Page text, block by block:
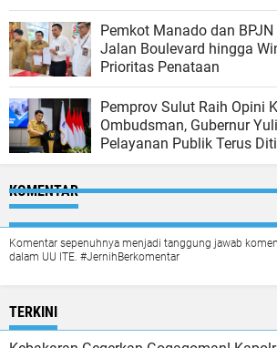
Pemkot Manado dan
Jalan Boulevard hingga
Prioritas Penataan
Pemprov Sulut Raih Opini
Ombudsman, Gubernur
Pelayanan Publik Terus
KOMENTAR
Komentar sepenuhnya menjadi tanggung jawab
dalam UU ITE. #JernihBerkomentar
TERKINI